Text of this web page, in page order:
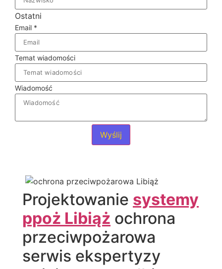
Ostatni
Email *
Temat wiadomości
Wiadomość
Wyślij
Projektowanie systemy
ppoż Libiąż ochrona
przeciwpożarowa
serwis ekspertyzy